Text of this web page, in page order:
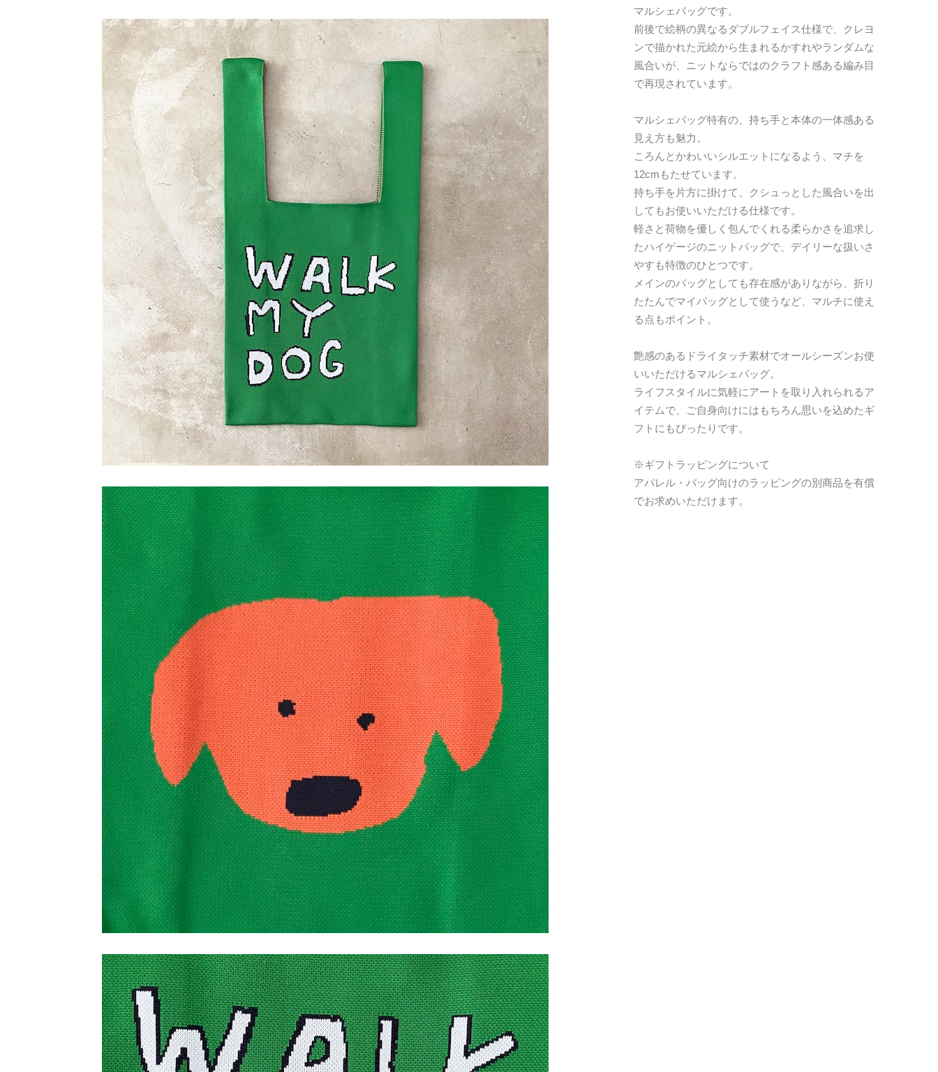
マルシェバッグです。
前後で絵柄の異なるダブルフェイス仕様で、クレヨ
ンで描かれた元絵から生まれるかすれやランダムな
風合いが、ニットならではのクラフト感ある編み目
で再現されています。
マルシェバッグ特有の、持ち手と本体の一体感ある
見え方も魅力。
ころんとかわいいシルエットになるよう、マチを
12cmもたせています。
持ち手を片方に掛けて、クシュっとした風合いを出
してもお使いいただける仕様です。
軽さと荷物を優しく包んでくれる柔らかさを追求し
たハイゲージのニットバッグで、デイリーな扱いさ
やすも特徴のひとつです。
メインのバッグとしても存在感がありながら、折り
たたんでマイバッグとして使うなど、マルチに使え
る点もポイント。
艶感のあるドライタッチ素材でオールシーズンお使
いいただけるマルシェバッグ。
ライフスタイルに気軽にアートを取り入れられるア
イテムで、ご自身向けにはもちろん思いを込めたギ
フトにもぴったりです。
※ギフトラッピングについて
アパレル・バッグ向けのラッピングの別商品を有償
でお求めいただけます。